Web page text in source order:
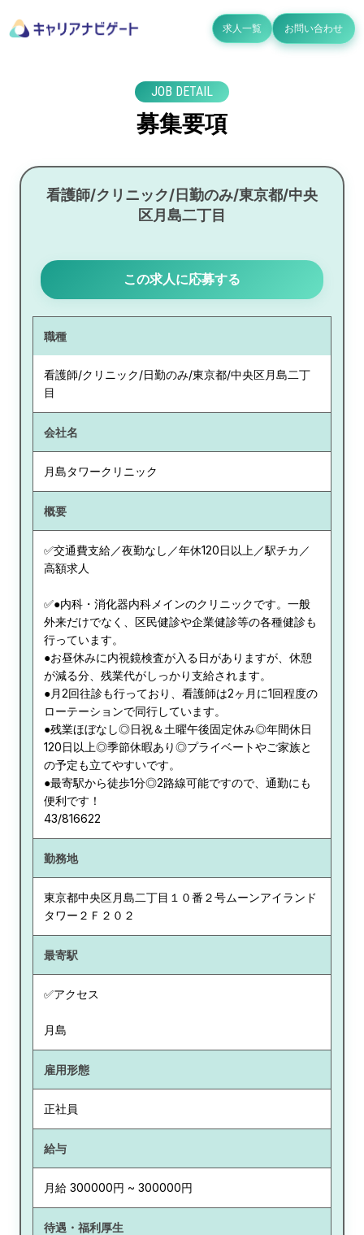
求人一覧 お問い合わせ
JOB DETAIL
募集要項
看護師/クリニック/日勤のみ/東京都/中央
区月島二丁目
この求人に応募する
職種
看護師/クリニック/日勤のみ/東京都/中央区月島二丁
目
会社名
月島タワークリニック
概要
✅交通費支給／夜勤なし／年休120日以上／駅チカ／
高額求人
✅●内科・消化器内科メインのクリニックです。一般
外来だけでなく、区民健診や企業健診等の各種健診も
行っています。
●お昼休みに内視鏡検査が入る日がありますが、休憩
が減る分、残業代がしっかり支給されます。
●月2回往診も行っており、看護師は2ヶ月に1回程度の
ローテーションで同行しています。
●残業ほぼなし◎日祝＆土曜午後固定休み◎年間休日
120日以上◎季節休暇あり◎プライベートやご家族と
の予定も立てやすいです。
●最寄駅から徒歩1分◎2路線可能ですので、通勤にも
便利です！
43/816622
勤務地
東京都中央区月島二丁目１０番２号ムーンアイランド
タワー２Ｆ２０２
最寄駅
✅アクセス
月島
雇用形態
正社員
給与
月給 300000円 ~ 300000円
待遇・福利厚生